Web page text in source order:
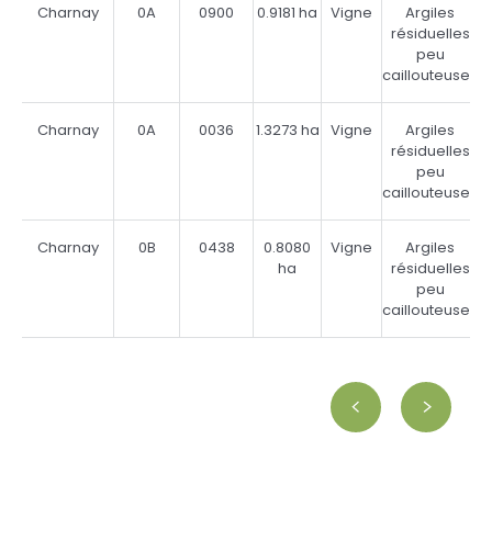
Charnay 0A 0900 0.9181 ha Vigne
Argiles
résiduelles
peu
caillouteuses
Charnay 0A 0036 1.3273 ha Vigne
Argiles
résiduelles
peu
caillouteuses
Charnay 0B 0438
0.8080
ha
Vigne
Argiles
résiduelles
peu
caillouteuses